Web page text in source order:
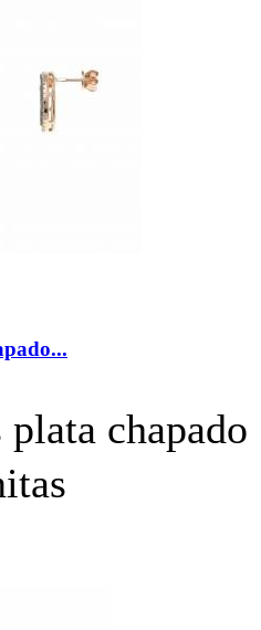
plata chapado